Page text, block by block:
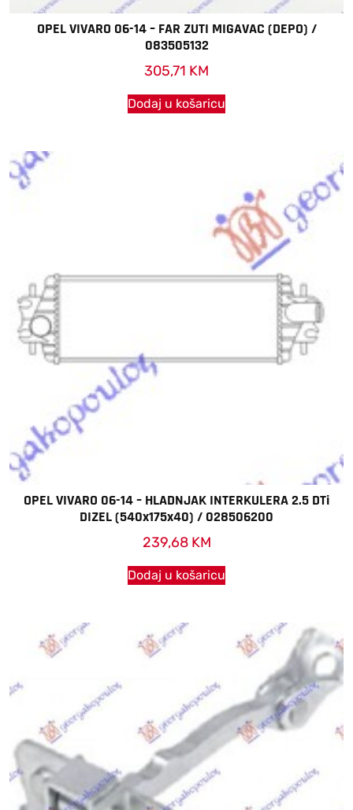
OPEL VIVARO 06-14 – FAR ZUTI MIGAVAC (DEPO) /
083505132
305,71 KM
Dodaj u košaricu
OPEL VIVARO 06-14 – HLADNJAK INTERKULERA 2.5 DTi
DIZEL (540x175x40) / 028506200
239,68 KM
Dodaj u košaricu